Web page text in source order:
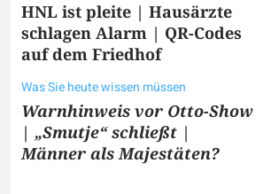
HNL ist pleite | Hausärzte
schlagen Alarm | QR-Codes
auf dem Friedhof
Was Sie heute wissen müssen
Warnhinweis vor Otto-Show
| „Smutje“ schließt |
Männer als Majestäten?